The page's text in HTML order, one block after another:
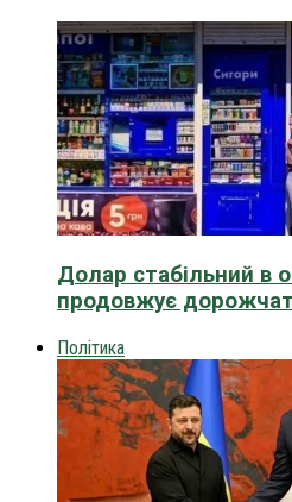
Долар стабільний в
продовжує
Політика